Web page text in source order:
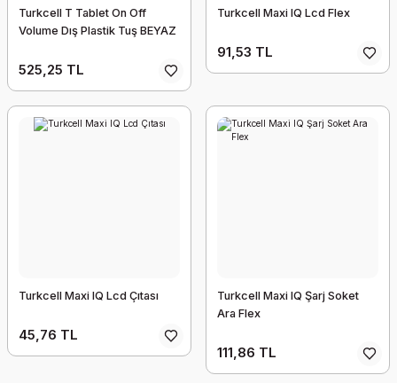
Turkcell T Tablet On Off
Volume Dış Plastik Tuş BEYAZ
525,25 TL
Turkcell Maxi IQ Lcd Flex
91,53 TL
Turkcell Maxi IQ Lcd Çıtası
45,76 TL
Turkcell Maxi IQ Şarj Soket
Ara Flex
111,86 TL